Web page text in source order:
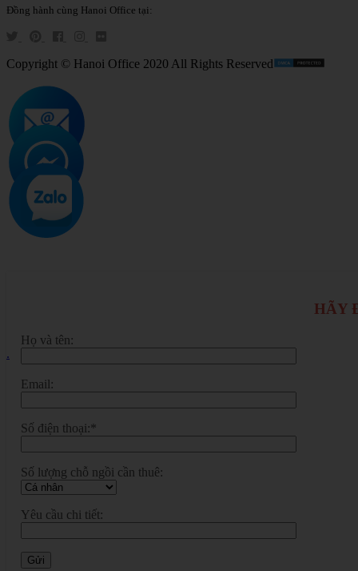
Đồng hành cùng Hanoi Office tại:
Copyright © Hanoi Office 2020 All Rights Reserved
.
HÃY
Họ và tên:
Email:
Số điện thoại:*
Số lượng chỗ ngồi cần thuê:
Yêu cầu chi tiết: